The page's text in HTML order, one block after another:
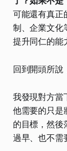
可能還有真正
制、企業文化
提升同仁的能
回到開頭所說
我發現對方當
他需要的只是
的目標，然後
過早、也不需